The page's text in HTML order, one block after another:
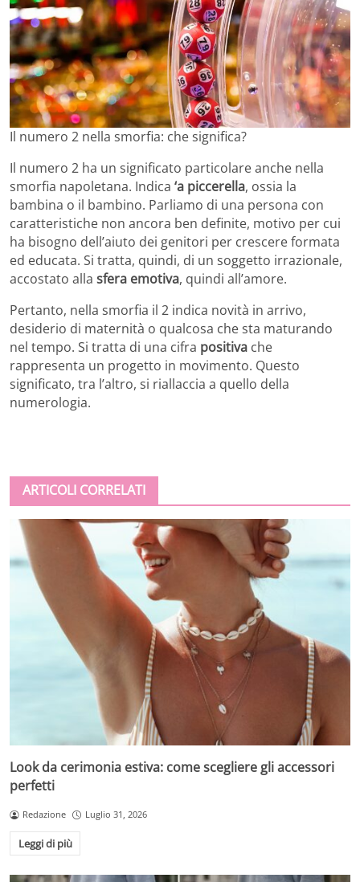
Il numero 2 nella smorfia: che significa?
Il numero 2 ha un significato particolare anche nella
smorfia napoletana. Indica ‘a piccerella, ossia la
bambina o il bambino. Parliamo di una persona con
caratteristiche non ancora ben definite, motivo per cui
ha bisogno dell’aiuto dei genitori per crescere formata
ed educata. Si tratta, quindi, di un soggetto irrazionale,
accostato alla sfera emotiva, quindi all’amore.
Pertanto, nella smorfia il 2 indica novità in arrivo,
desiderio di maternità o qualcosa che sta maturando
nel tempo. Si tratta di una cifra positiva che
rappresenta un progetto in movimento. Questo
significato, tra l’altro, si riallaccia a quello della
numerologia.
ARTICOLI CORRELATI
Look da cerimonia estiva: come scegliere gli accessori
perfetti
Redazione Luglio 31, 2026
Leggi di più